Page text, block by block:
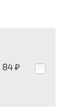
84 ₽